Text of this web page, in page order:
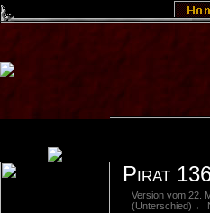
Pirat
Version vom 22.
(Unterschied) ←